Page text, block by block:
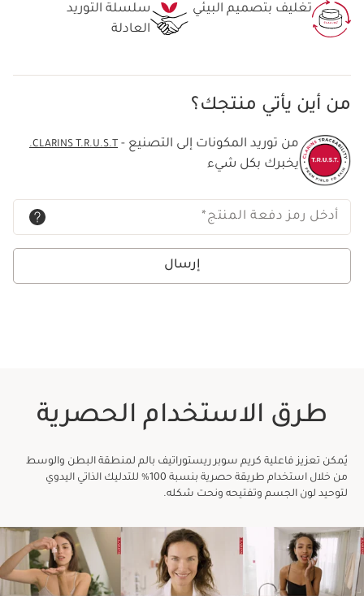
تغليف بتصميم البيئي
سلسلة التوريد
العادلة
من أين يأتي منتجك؟
من توريد المكونات إلى التصنيع - CLARINS T.R.U.S.T.
يخبرك بكل شيء
أدخل رمز دفعة المنتج*
إرسال
طرق الاستخدام الحصرية
يُمكن تعزيز فاعلية كريم سوبر ريستوراتيف بالم لمنطقة البطن والوسط
من خلال استخدام طريقة حصرية بنسبة 100% للتدليك الذاتي اليدوي
لتوحيد لون الجسم وتفتيحه ونحت شكله.